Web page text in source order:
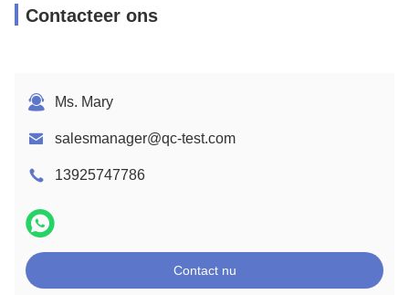
Contacteer ons
Ms. Mary
salesmanager@qc-test.com
13925747786
Contact nu